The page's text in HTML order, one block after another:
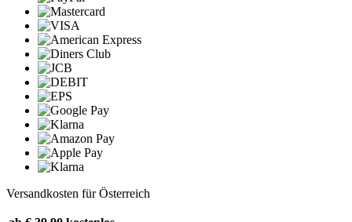
Versandkosten für Österreich